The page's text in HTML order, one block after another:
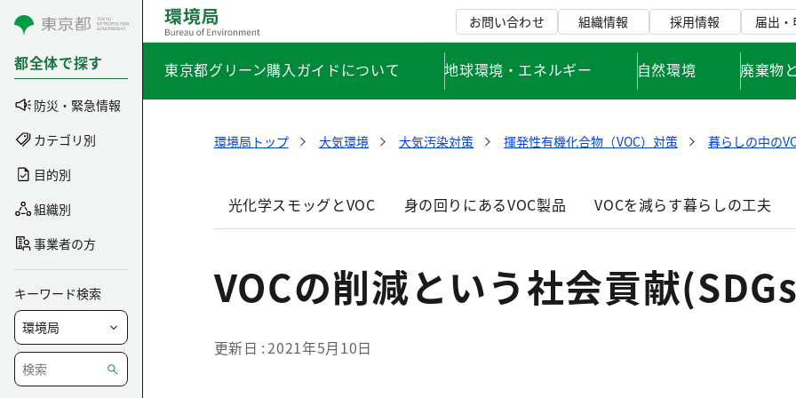
コンテンツにスキップ
都全体で探す
防災・緊急情報
カテゴリ別
目的別
組織別
事業者の方
キーワード検索
お問い合わせ 組織情報 採用情報 届出
東京都グリーン購入ガイドについて 地球環境・エネルギー 自然環境 廃棄物
環境局トップ 大気環境 大気汚染対策 揮発性有機化合物（VOC）対策 暮らしの中の
光化学スモッグとVOC 身の回りにあるVOC製品 VOCを減らす暮らしの工夫
VOCの削減という社会貢献
更新日 2021年5月10日